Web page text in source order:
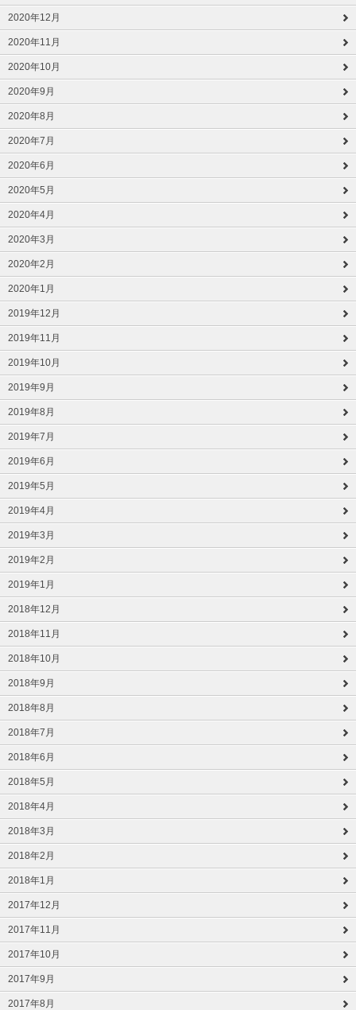
2020年12月
2020年11月
2020年10月
2020年9月
2020年8月
2020年7月
2020年6月
2020年5月
2020年4月
2020年3月
2020年2月
2020年1月
2019年12月
2019年11月
2019年10月
2019年9月
2019年8月
2019年7月
2019年6月
2019年5月
2019年4月
2019年3月
2019年2月
2019年1月
2018年12月
2018年11月
2018年10月
2018年9月
2018年8月
2018年7月
2018年6月
2018年5月
2018年4月
2018年3月
2018年2月
2018年1月
2017年12月
2017年11月
2017年10月
2017年9月
2017年8月